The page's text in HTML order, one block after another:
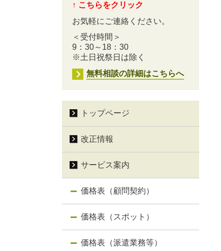
↑ こちらをクリック
お気軽にご連絡ください。
＜受付時間＞
9：30～18：30
※土日祝祭日は除く
無料相談の詳細はこちらへ
トップページ
改正情報
サービス案内
価格表（顧問契約）
価格表（スポット）
価格表（派遣業務等）